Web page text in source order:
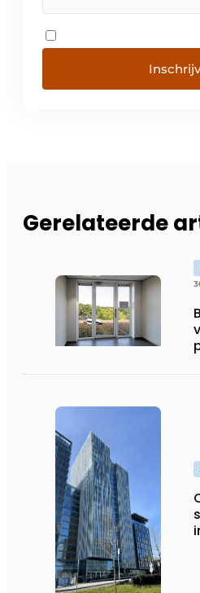
Gerelateerde